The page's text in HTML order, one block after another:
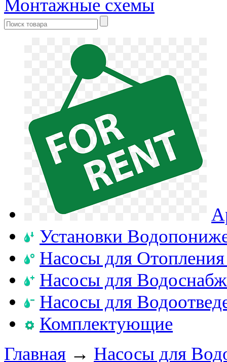
Монтажные схемы
Установки
Насосы для
Насосы для
Насосы для
Комплектующие
Главная → Насосы для